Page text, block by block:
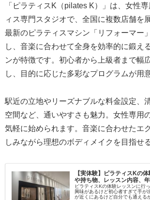
「ピラティスK（pilates K）」は、女性
ィス専門スタジオで、全国に複数店舗を
最新のピラティスマシン「リフォーマー
し、音楽に合わせて全身を効率的に鍛え
ンが特徴です。初心者から上級者まで幅
し、目的に応じた多彩なプログラムが用
駅近の立地やリーズナブルな料金設定、
空間など、通いやすさも魅力。女性専用
気軽に始められます。音楽に合わせたエ
しみながら理想のボディメイクを目指せ
【実体験】ピラティスKの
や持ち物、レッスン内容、
ピラティスKの体験レッスンに行
興味があるけど初心者すぎて手が
が近くにあるけど自分でも通える